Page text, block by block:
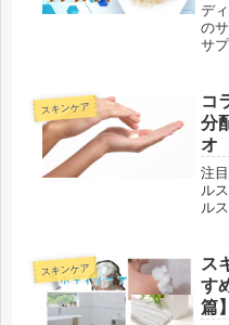
デ
の
サ
栄
タ
ラ...
スキンケア
コ
分
オ
注
ル
ル
ス
ネ
の...
スキンケア
ス
す
篇】